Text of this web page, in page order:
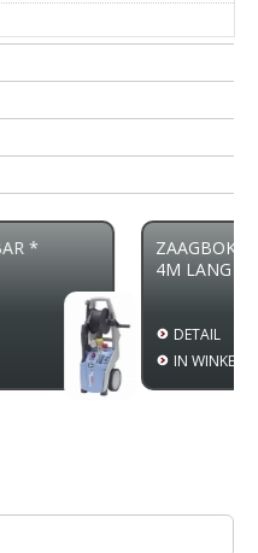
SMART HOLDER GESCHIKT